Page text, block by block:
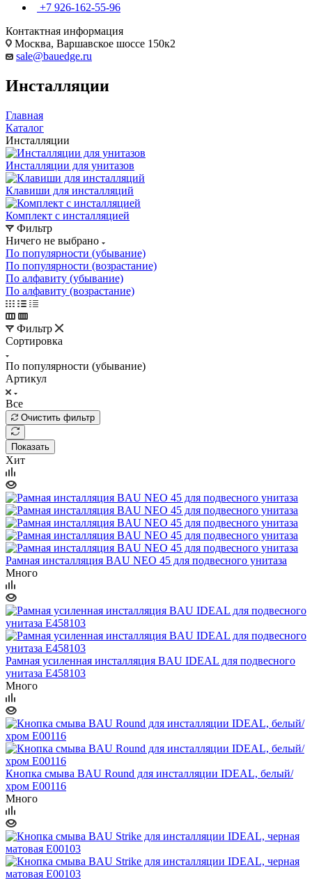
+7 926-162-55-96
Контактная информация
Москва, Варшавское шоссе 150к2
sale@bauedge.ru
Инсталляции
Главная
Каталог
Инсталляции
Инсталляции для унитазов
Клавиши для инсталляций
Комплект с инсталляцией
Фильтр
Ничего не выбрано
По популярности (убывание)
По популярности (возрастание)
По алфавиту (убывание)
По алфавиту (возрастание)
Фильтр
Сортировка
По популярности (убывание)
Артикул
Все
Очистить фильтр
Показать
Хит
Рамная инсталляция BAU NEO 45 для подвесного унитаза
Много
Рамная усиленная инсталляция BAU IDEAL для подвесного
унитаза E458103
Много
Кнопка смыва BAU Round для инсталляции IDEAL, белый/
хром E00116
Много